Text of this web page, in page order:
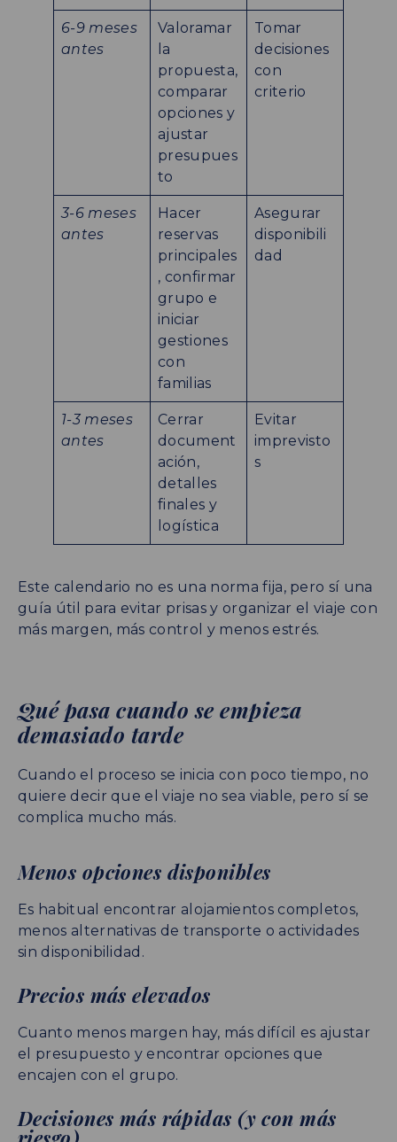
6-9 meses
antes
Valoramar
la
propuesta,
comparar
opciones y
ajustar
presupues
to
Tomar
decisiones
con
criterio
3-6 meses
antes
Hacer
reservas
principales
, confirmar
grupo e
iniciar
gestiones
con
familias
Asegurar
disponibili
dad
1-3 meses
antes
Cerrar
document
ación,
detalles
finales y
logística
Evitar
imprevisto
s
Este calendario no es una norma fija, pero sí una
guía útil para evitar prisas y organizar el viaje con
más margen, más control y menos estrés.
Qué pasa cuando se empieza
demasiado tarde
Cuando el proceso se inicia con poco tiempo, no
quiere decir que el viaje no sea viable, pero sí se
complica mucho más.
Menos opciones disponibles
Es habitual encontrar alojamientos completos,
menos alternativas de transporte o actividades
sin disponibilidad.
Precios más elevados
Cuanto menos margen hay, más difícil es ajustar
el presupuesto y encontrar opciones que
encajen con el grupo.
Decisiones más rápidas (y con más